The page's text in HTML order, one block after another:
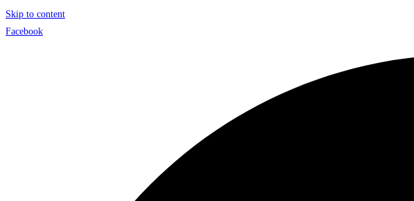
Skip to content
Facebook